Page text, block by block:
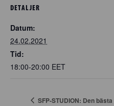
DETALJER
Datum:
24.02.2021
Tid:
18:00-20:00 EET
SFP-STUDION: Den bästa